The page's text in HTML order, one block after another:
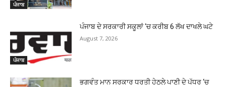
ਪੰਜਾਬ
ਪੰਜਾਬ
ਪੰਜਾਬ ਦੇ ਸਰਕਾਰੀ ਸਕੂਲਾਂ ‘ਚ ਕਰੀਬ 6 ਲੱਖ ਦਾਖਲੇ ਘਟੇ
August 7, 2026
ਭਗਵੰਤ ਮਾਨ ਸਰਕਾਰ ਧਰਤੀ ਹੇਠਲੇ ਪਾਣੀ ਦੇ ਪੱਧਰ ‘ਚ